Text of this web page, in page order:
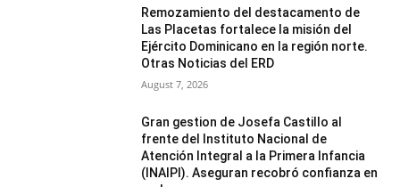
Remozamiento del destacamento de
Las Placetas fortalece la misión del
Ejército Dominicano en la región norte.
Otras Noticias del ERD
August 7, 2026
Gran gestion de Josefa Castillo al
frente del Instituto Nacional de
Atención Integral a la Primera Infancia
(INAIPI). Aseguran recobró confianza en